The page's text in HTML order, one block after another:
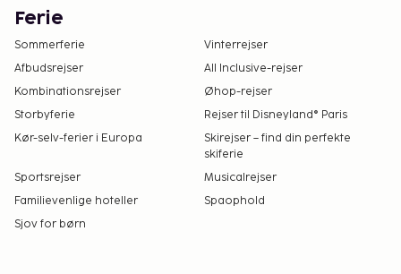
Ferie
Sommerferie
Vinterrejser
Afbudsrejser
All Inclusive-rejser
Kombinationsrejser
Øhop-rejser
Storbyferie
Rejser til Disneyland® Paris
Kør-selv-ferier i Europa
Skirejser – find din perfekte
skiferie
Sportsrejser
Musicalrejser
Familievenlige hoteller
Spaophold
Sjov for børn